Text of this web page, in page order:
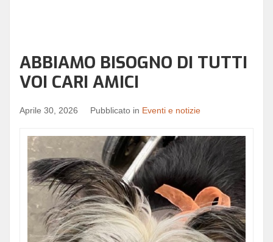
ABBIAMO BISOGNO DI TUTTI
VOI CARI AMICI
Aprile 30, 2026 Pubblicato in Eventi e notizie